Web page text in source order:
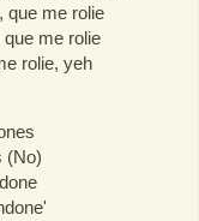
que me rolie
me rolie
rolie, yeh
(No)